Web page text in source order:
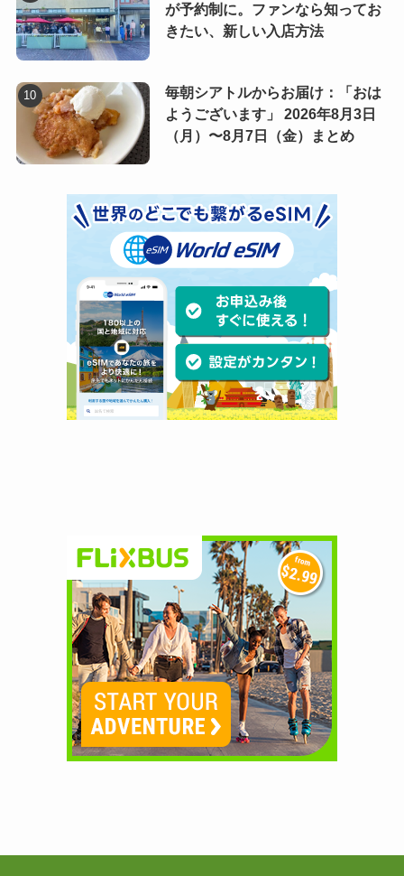
が予約制に。ファンなら知ってお
きたい、新しい入店方法
毎朝シアトルからお届け：「おは
ようございます」 2026年8月3日
（月）〜8月7日（金）まとめ